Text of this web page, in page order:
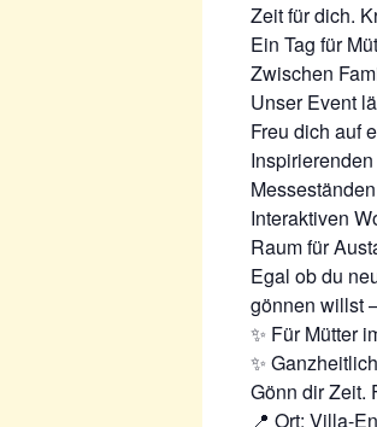
Zeit für dich.
Ein Tag für
Zwischen
Unser Event
Freu dich auf
Interaktiven
Raum für
Egal ob du
gönnen willst
✨ Für Mütter
✨
Gönn dir Zeit.
📍 Ort: Villa-